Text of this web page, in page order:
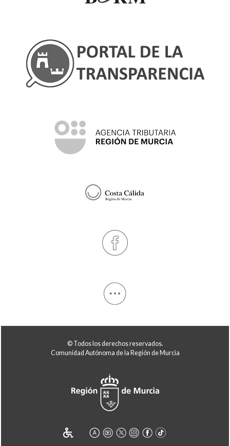
© Todos los derechos reservados.
Comunidad Autónoma de la Región de Murcia